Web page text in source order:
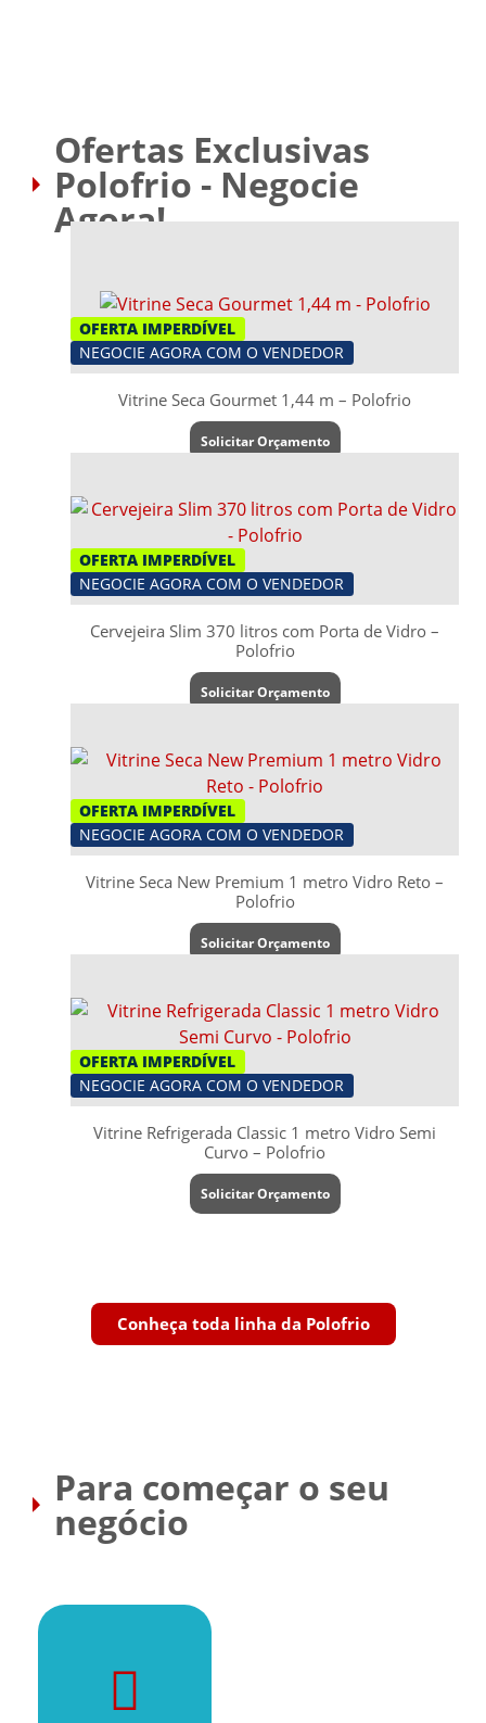
Ofertas Exclusivas
Polofrio - Negocie
Agora!
OFERTA IMPERDÍVEL
NEGOCIE AGORA COM O VENDEDOR
Vitrine Seca Gourmet 1,44 m – Polofrio
Solicitar Orçamento
OFERTA IMPERDÍVEL
NEGOCIE AGORA COM O VENDEDOR
Cervejeira Slim 370 litros com Porta de Vidro –
Polofrio
Solicitar Orçamento
OFERTA IMPERDÍVEL
NEGOCIE AGORA COM O VENDEDOR
Vitrine Seca New Premium 1 metro Vidro Reto –
Polofrio
Solicitar Orçamento
OFERTA IMPERDÍVEL
NEGOCIE AGORA COM O VENDEDOR
Vitrine Refrigerada Classic 1 metro Vidro Semi
Curvo – Polofrio
Solicitar Orçamento
Conheça toda linha da Polofrio
Para começar o seu
negócio